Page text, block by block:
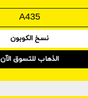
نسخ الكوبون
الذهاب للتسوق الآن